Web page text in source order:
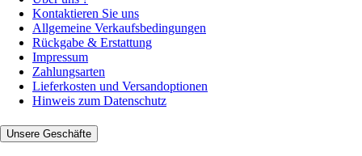
Kontaktieren Sie uns
Allgemeine Verkaufsbedingungen
Rückgabe & Erstattung
Impressum
Zahlungsarten
Lieferkosten und Versandoptionen
Hinweis zum Datenschutz
Unsere Geschäfte